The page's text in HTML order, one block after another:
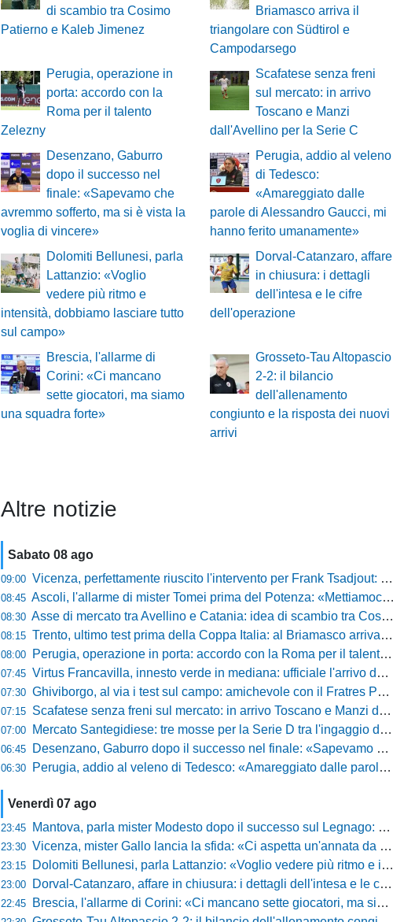
di scambio tra Cosimo
Patierno e Kaleb Jimenez
Briamasco arriva il
triangolare con Südtirol e
Campodarsego
Perugia, operazione in
porta: accordo con la
Roma per il talento
Zelezny
Scafatese senza freni
sul mercato: in arrivo
Toscano e Manzi
dall'Avellino per la Serie C
Desenzano, Gaburro
dopo il successo nel
finale: «Sapevamo che
avremmo sofferto, ma si è vista la
voglia di vincere»
Perugia, addio al veleno
di Tedesco:
«Amareggiato dalle
parole di Alessandro Gaucci, mi
hanno ferito umanamente»
Dolomiti Bellunesi, parla
Lattanzio: «Voglio
vedere più ritmo e
intensità, dobbiamo lasciare tutto
sul campo»
Dorval-Catanzaro, affare
in chiusura: i dettagli
dell'intesa e le cifre
dell'operazione
Brescia, l'allarme di
Corini: «Ci mancano
sette giocatori, ma siamo
una squadra forte»
Grosseto-Tau Altopascio
2-2: il bilancio
dell'allenamento
congiunto e la risposta dei nuovi
arrivi
Altre notizie
Sabato 08 ago
09:00 Vicenza, perfettamente riuscito l'intervento per Frank Tsadjout: il comunicato del club
08:45 Ascoli, l'allarme di mister Tomei prima del Potenza: «Mettiamoci l'elmetto, l'obiettivo è la salvezza e non dobbiamo vendere fumo!»
08:30 Asse di mercato tra Avellino e Catania: idea di scambio tra Cosimo Patierno e Kaleb Jimenez
08:15 Trento, ultimo test prima della Coppa Italia: al Briamasco arriva il triangolare con Südtirol e Campodarsego
08:00 Perugia, operazione in porta: accordo con la Roma per il talento Zelezny
07:45 Virtus Francavilla, innesto verde in mediana: ufficiale l'arrivo del classe 2008 Gianluca Ajello
07:30 Ghiviborgo, al via i test sul campo: amichevole con il Fratres Perignano e sguardo al nuovo girone E
07:15 Scafatese senza freni sul mercato: in arrivo Toscano e Manzi dall'Avellino per la Serie C
07:00 Mercato Santegidiese: tre mosse per la Serie D tra l'ingaggio di Diakhate e due rinnovi chiave
06:45 Desenzano, Gaburro dopo il successo nel finale: «Sapevamo che avremmo sofferto, ma si è vista la voglia di vincere»
06:30 Perugia, addio al veleno di Tedesco: «Amareggiato dalle parole di Alessandro Gaucci, mi hanno ferito umanamente»
Venerdì 07 ago
23:45 Mantova, parla mister Modesto dopo il successo sul Legnago: "Buona tenuta nervosa, ma dobbiamo migliorare"
23:30 Vicenza, mister Gallo lancia la sfida: «Ci aspetta un'annata da protagonisti in B, ma qui nessuno ha il posto fisso»
23:15 Dolomiti Bellunesi, parla Lattanzio: «Voglio vedere più ritmo e intensità, dobbiamo lasciare tutto sul campo»
23:00 Dorval-Catanzaro, affare in chiusura: i dettagli dell'intesa e le cifre dell'operazione
22:45 Brescia, l'allarme di Corini: «Ci mancano sette giocatori, ma siamo una squadra forte»